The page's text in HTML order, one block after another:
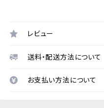
レビュー
送料・配送方法について
お支払い方法について